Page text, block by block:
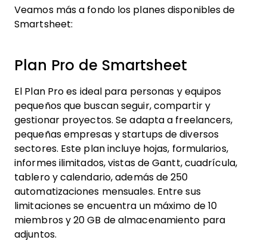
Veamos más a fondo los planes disponibles de
Smartsheet:
Plan Pro de Smartsheet
El Plan Pro es ideal para personas y equipos
pequeños que buscan seguir, compartir y
gestionar proyectos. Se adapta a freelancers,
pequeñas empresas y startups de diversos
sectores. Este plan incluye hojas, formularios,
informes ilimitados, vistas de Gantt, cuadrícula,
tablero y calendario, además de 250
automatizaciones mensuales. Entre sus
limitaciones se encuentra un máximo de 10
miembros y 20 GB de almacenamiento para
adjuntos.